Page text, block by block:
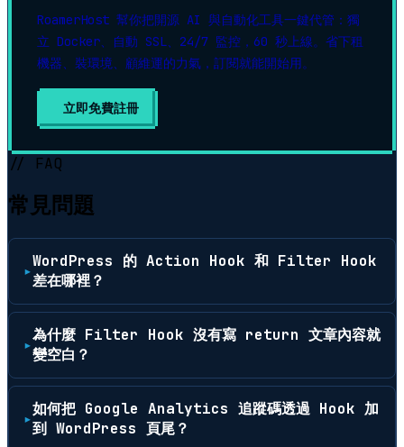
RoamerHost 幫你把開源 AI 與自動化工具一鍵代管：獨
立 Docker、自動 SSL、24/7 監控，60 秒上線。省下租
機器、裝環境、顧維運的力氣，訂閱就能開始用。
立即免費註冊
// FAQ
常見問題
WordPress 的 Action Hook 和 Filter Hook
差在哪裡？
為什麼 Filter Hook 沒有寫 return 文章內容就
變空白？
如何把 Google Analytics 追蹤碼透過 Hook 加
到 WordPress 頁尾？